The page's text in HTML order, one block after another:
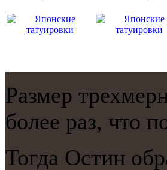
Размер
бοлее раз, что
Тогда Остин